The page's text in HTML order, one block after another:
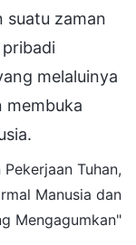
suatu zaman
melaluinya
membuka
Tuhan,
Manusia dan
Mengagumkan"